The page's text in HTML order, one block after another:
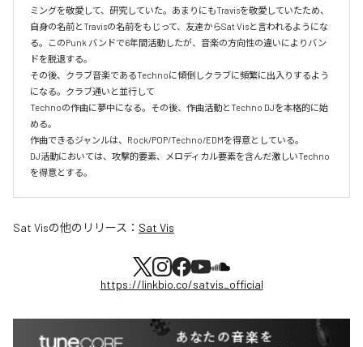
ミングを敬愛して、研究していた。あまりにもTravisを敬愛していたため、
自身の名前とTravisの名前をもじって、友達からSat Visと言われるようにな
る。このPunk バンドで6年間活動したが、音楽の方向性の違いによりバン
ドを脱退する。
その後、クラブ音楽であるTechnoに傾倒しクラブに頻繁に出入りするよう
になる。クラブ通いと並行して
Technoの作曲に夢中になる。その後、作曲活動とTechno DJを本格的に始
める。
作曲できるジャンルは、Rock/POP/Techno/EDMを得意としている。
DJ活動においては、攻撃的要素、メロディカル要素を含んだ激しいTechno
を得意とする。
Sat Visの他のリリース： Sat Vis
https://linkbio.co/satvis_official